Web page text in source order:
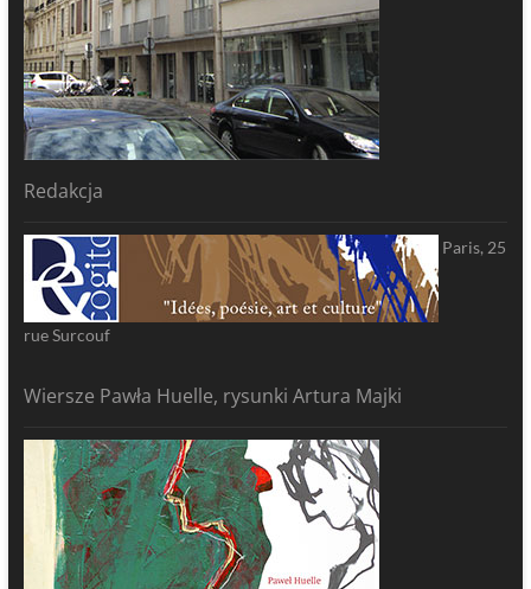
Redakcja
Paris, 25
rue Surcouf
Wiersze Pawła Huelle, rysunki Artura Majki